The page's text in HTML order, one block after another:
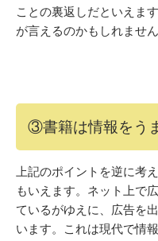
ことの裏返しだといえま
が言えるのかもしれません
③書籍は情報をう
上記のポイントを逆に考
もいえます。ネット上で
ているがゆえに、広告を
います。これは現代で情